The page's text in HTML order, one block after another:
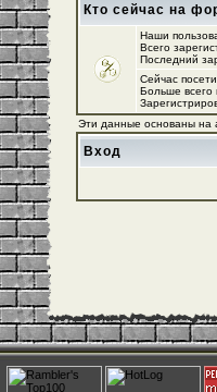
Кто сейчас на
Наши
Всего
Последний
Сейчас
Больше всего
Эти данные основаны на
Вход